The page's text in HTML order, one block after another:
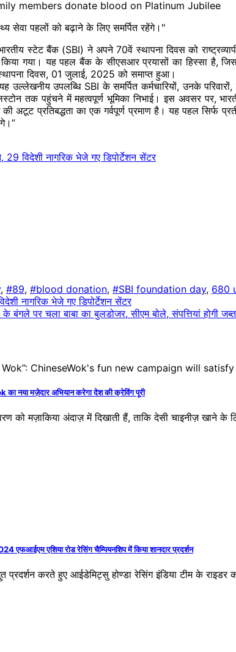
पहलों को बढ़ाने के लिए समर्पित रहेंगे।"
स्टेट बैंक (SBI) ने अपने70वें स्थापना दिवस को
गया। यह पहल बैंक के सीएसआर प्रयासों का हिस्सा है,
दिवस, 01 जुलाई, 2025 को समाप्त हुआ।
उपलब्धि SBI के समर्पित कर्मचारियों, उनके
तक पहुंचने में महत्वपूर्ण भूमिका निभाई। इस अवसर पर,
अटूट प्रतिबद्धता का एकगर्वपूर्ण प्रमाण है। यह पहल सिर्फ
विदेशी नागरिक भेजे गए डिपोर्टेशन सेंटर
, #89, #blood donation, #SBI foundation day, 680
नागरिक भेजे गए डिपोर्टेशन सेंटर
बंगले पर चला बाबा का बुलडोजर, सीएम बोले, संपत्तियां होगी जब्त
नया मज़ेदार अभियान करेगा देश की क्रेविंग पूरी
को मज़ाकिया अंदाज़ में दिखाती हैं, ताकि देसी चाइनीज़ खाने के
एफआईएम एशिया रोड रेसिंग चैम्पियनशिप में किया शानदार प्रदर्शन
करते हुए आईडेमिट्सु होण्डा रेसिंग इंडिया टीम के राइडर